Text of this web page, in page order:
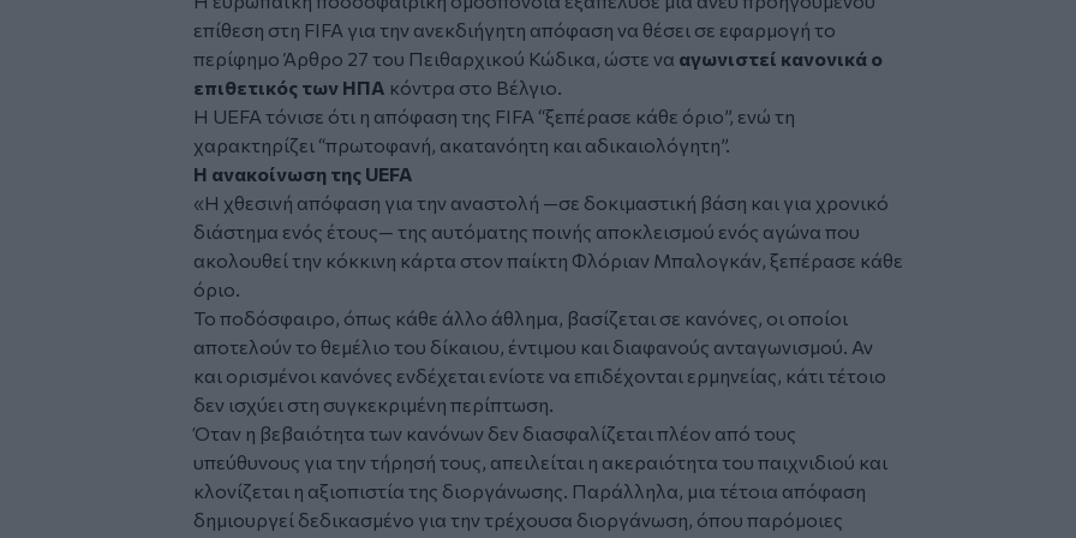
επίθεση στη FIFA για την ανεκδιήγητη απόφαση να θέσει σε εφαρμογή το
περίφημο Άρθρο 27 του Πειθαρχικού Κώδικα, ώστε να αγωνιστεί κανονικά ο
επιθετικός των ΗΠΑ κόντρα στο Βέλγιο.
Η UEFA τόνισε ότι η απόφαση της FIFA “ξεπέρασε κάθε όριο”, ενώ τη
χαρακτηρίζει “πρωτοφανή, ακατανόητη και αδικαιολόγητη”.
Η ανακοίνωση της UEFA
«Η χθεσινή απόφαση για την αναστολή —σε δοκιμαστική βάση και για χρονικό
διάστημα ενός έτους— της αυτόματης ποινής αποκλεισμού ενός αγώνα που
ακολουθεί την κόκκινη κάρτα στον παίκτη Φλόριαν Μπαλογκάν, ξεπέρασε κάθε
όριο.
Το ποδόσφαιρο, όπως κάθε άλλο άθλημα, βασίζεται σε κανόνες, οι οποίοι
αποτελούν το θεμέλιο του δίκαιου, έντιμου και διαφανούς ανταγωνισμού. Αν
και ορισμένοι κανόνες ενδέχεται ενίοτε να επιδέχονται ερμηνείας, κάτι τέτοιο
δεν ισχύει στη συγκεκριμένη περίπτωση.
Όταν η βεβαιότητα των κανόνων δεν διασφαλίζεται πλέον από τους
υπεύθυνους για την τήρησή τους, απειλείται η ακεραιότητα του παιχνιδιού και
κλονίζεται η αξιοπιστία της διοργάνωσης. Παράλληλα, μια τέτοια απόφαση
δημιουργεί δεδικασμένο για την τρέχουσα διοργάνωση, όπου παρόμοιες